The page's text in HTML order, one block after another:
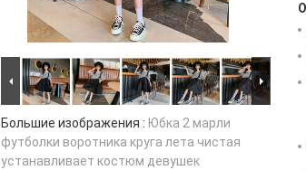
Большие изображения : Юбка 2 марли
футболки воротника круга лета чистая
устанавливает костюм девушек